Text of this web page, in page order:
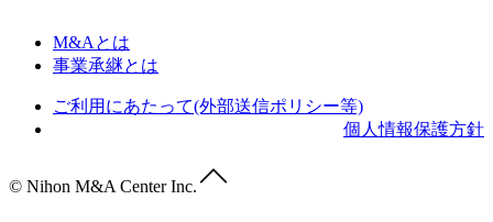
M&Aとは
事業承継とは
ご利用にあたって(外部送信ポリシー等)
個人情報保護方針
© Nihon M&A Center Inc.